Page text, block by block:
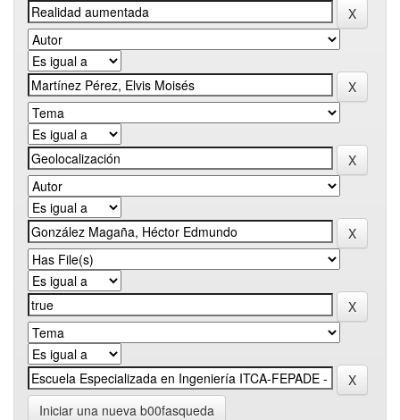
Iniciar una nueva b00fasqueda